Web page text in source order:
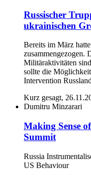
Russischer
ukrainischen
Bereits im März
zusammengezogen.
Militäraktivitäten
sollte die
Intervention
Kurz gesagt,
Dumitru Minzarari
Making Sense
Summit
Russia
US Behaviour